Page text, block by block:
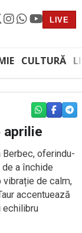
LIVE
CULTURĂ
WHATSAPP
aprilie
oferindu-
a închide
vibrație de calm,
accentuează
echilibru